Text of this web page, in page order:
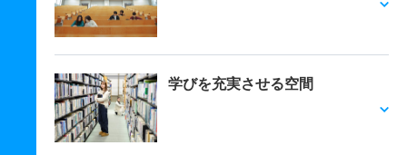
学びを充実させる空間